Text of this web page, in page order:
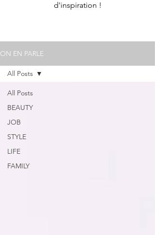
d'inspiration !
ON EN PARLE
All Posts
BEAUTY
JOB
STYLE
LIFE
FAMILY
All Posts